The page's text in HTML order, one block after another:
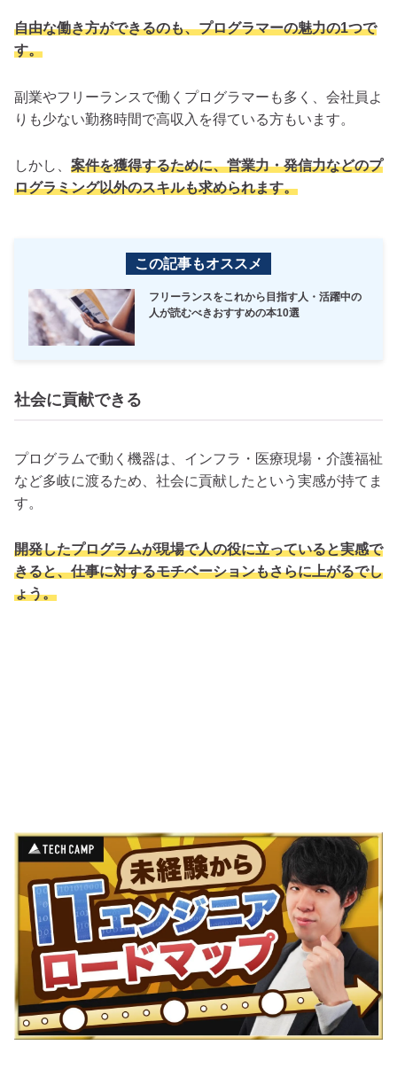
自由な働き方ができるのも、プログラマーの魅力の1つで
す。
副業やフリーランスで働くプログラマーも多く、会社員よ
りも少ない勤務時間で高収入を得ている方もいます。
しかし、 案件を獲得するために、営業力・発信力などのプ
ログラミング以外のスキルも求められます。
この記事もオススメ
フリーランスをこれから目指す人・活躍中の
人が読むべきおすすめの本10選
社会に貢献できる
プログラムで動く機器は、インフラ・医療現場・介護福祉
など多岐に渡るため、社会に貢献したという実感が持てま
す。
開発したプログラムが現場で人の役に立っていると実感で
きると、仕事に対するモチベーションもさらに上がるでし
ょう。